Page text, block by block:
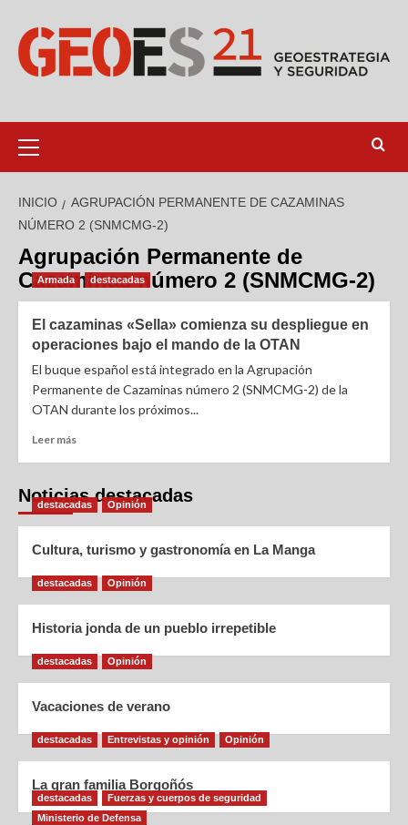
INICIO
AGRUPACIÓN PERMANENTE DE CAZAMINAS
NÚMERO 2 (SNMCMG-2)
Agrupación Permanente de
Cazaminas número 2 (SNMCMG-2)
Armada destacadas
El cazaminas «Sella» comienza su despliegue en
operaciones bajo el mando de la OTAN
El buque español está integrado en la Agrupación
Permanente de Cazaminas número 2 (SNMCMG-2) de la
OTAN durante los próximos...
Leer más
Noticias destacadas
destacadas Opinión
Cultura, turismo y gastronomía en La Manga
destacadas Opinión
Historia jonda de un pueblo irrepetible
destacadas Opinión
Vacaciones de verano
destacadas Entrevistas y opinión Opinión
La gran familia Borgoñós
destacadas
Fuerzas y cuerpos de seguridad
Ministerio de Defensa